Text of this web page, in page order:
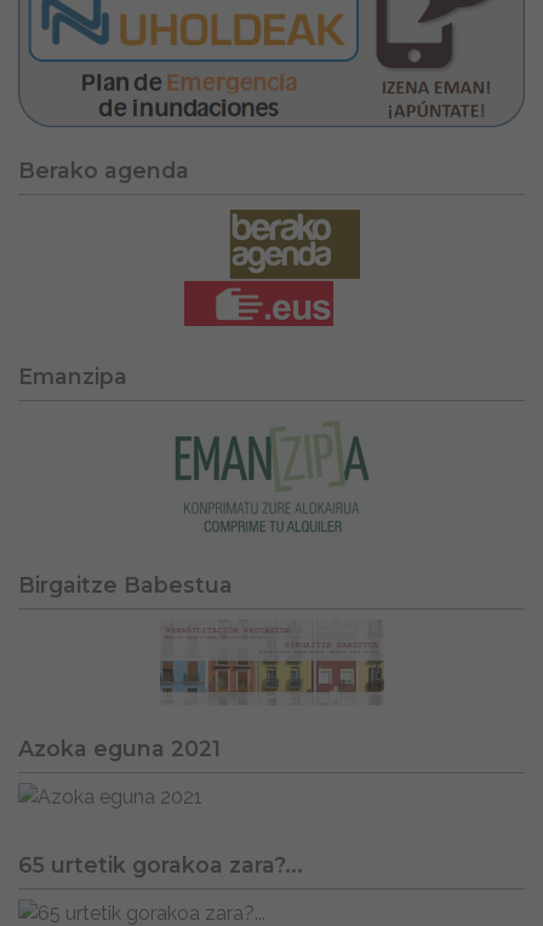
Berako agenda
Emanzipa
Birgaitze Babestua
Azoka eguna 2021
65 urtetik gorakoa zara?...